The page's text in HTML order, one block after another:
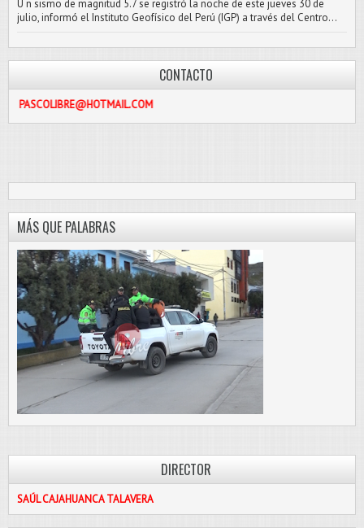
U n sismo de magnitud 5.7 se registró la noche de este jueves 30 de
julio, informó el Instituto Geofísico del Perú (IGP) a través del Centro...
CONTACTO
MÁS QUE PALABRAS
DIRECTOR
SAÚL CAJAHUANCA TALAVERA